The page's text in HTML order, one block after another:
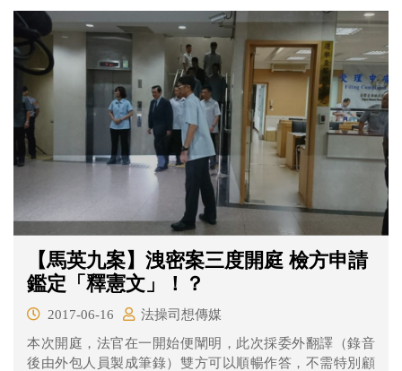
【馬英九案】洩密案三度開庭 檢方申請
鑑定「釋憲文」！？
2017-06-16
法操司想傳媒
本次開庭，法官在一開始便闡明，此次採委外翻譯（錄音
後由外包人員製成筆錄）雙方可以順暢作答，不需特別顧